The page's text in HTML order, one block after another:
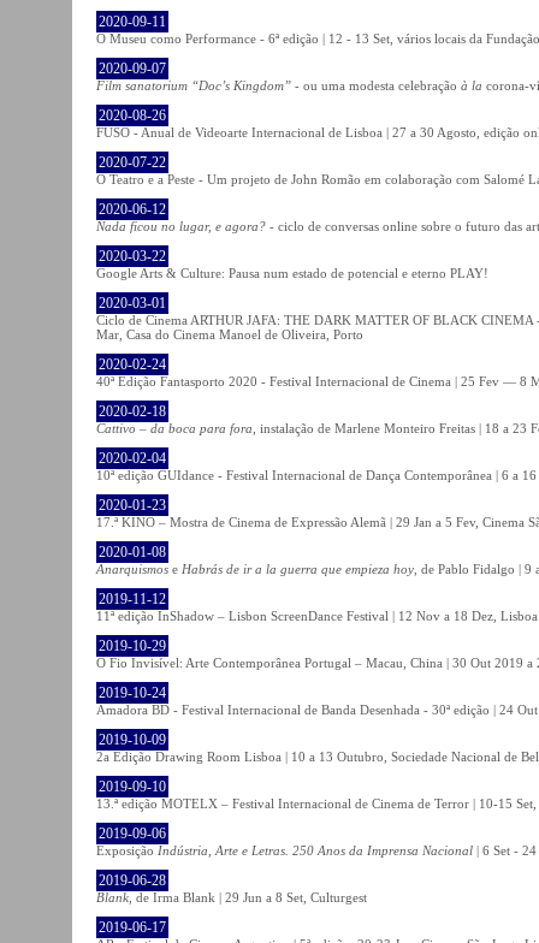
2020-09-11
O Museu como Performance - 6ª edição | 12 - 13 Set, vários locais da
2020-09-07
Film sanatorium “Doc’s Kingdom” - ou uma modesta celebração à la corona-
2020-08-26
FUSO - Anual de Videoarte Internacional de Lisboa | 27 a 30 Agosto, edição
2020-07-22
O Teatro e a Peste - Um projeto de John Romão em colaboração com Salomé
2020-06-12
Nada ficou no lugar, e agora? - ciclo de conversas online sobre o futuro das
2020-03-22
Google Arts & Culture: Pausa num estado de potencial e eterno PLAY!
2020-03-01
Ciclo de Cinema ARTHUR JAFA: THE DARK MATTER OF BLACK
Mar, Casa do Cinema Manoel de Oliveira, Porto
2020-02-24
40ª Edição Fantasporto 2020 - Festival Internacional de Cinema | 25 Fev — 8
2020-02-18
Cattivo – da boca para fora , instalação de Marlene Monteiro Freitas | 18 a
2020-02-04
10ª edição GUIdance - Festival Internacional de Dança Contemporânea | 6 a
2020-01-23
17.ª KINO – Mostra de Cinema de Expressão Alemã | 29 Jan a 5 Fev, Cinema
2020-01-08
Anarquismos e Habrás de ir a la guerra que empieza hoy , de Pablo Fidalgo |
2019-11-12
11ª edição InShadow – Lisbon ScreenDance Festival | 12 Nov a 18 Dez, Lisboa
2019-10-29
O Fio Invisível: Arte Contemporânea Portugal – Macau, China | 30 Out 2019
2019-10-24
Amadora BD - Festival Internacional de Banda Desenhada - 30ª edição | 24
2019-10-09
2a Edição Drawing Room Lisboa | 10 a 13 Outubro, Sociedade Nacional de
2019-09-10
13.ª edição MOTELX – Festival Internacional de Cinema de Terror | 10-15
2019-09-06
Exposição Indústria, Arte e Letras. 250 Anos da Imprensa Nacional | 6 Set -
2019-06-28
Blank , de Irma Blank | 29 Jun a 8 Set, Culturgest
2019-06-17